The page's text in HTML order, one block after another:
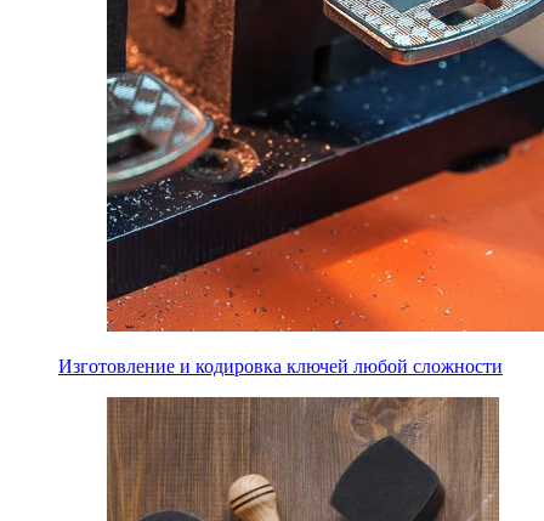
Изготовление и кодировка ключей любой сложности